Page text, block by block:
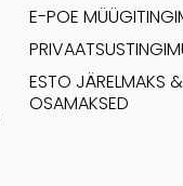
E-POE
ESTO JÄRELMAKS &
OSAMAKSED